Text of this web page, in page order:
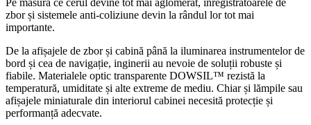
Pe măsură ce cerul devine tot mai aglomerat, înregistratoarele de
zbor și sistemele anti-coliziune devin la rândul lor tot mai
importante.
De la afișajele de zbor și cabină până la iluminarea instrumentelor de
bord și cea de navigație, inginerii au nevoie de soluții robuste și
fiabile. Materialele optic transparente DOWSIL™ rezistă la
temperatură, umiditate și alte extreme de mediu. Chiar și lămpile sau
afișajele miniaturale din interiorul cabinei necesită protecție și
performanță adecvate.